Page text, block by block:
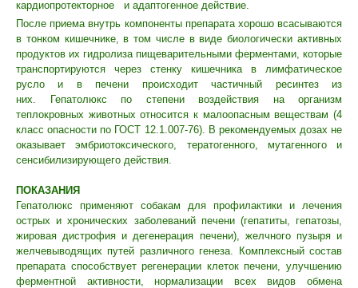
кардиопротекторное
и адаптогенное действие.
После приема внутрь компоненты препарата хорошо всасываются
в тонком кишечнике, в том числе в виде биологически активных
продуктов их гидролиза пищеварительными ферментами, которые
транспортируются через стенку кишечника в лимфатическое
русло и в печени происходит частичный ресинтез из
них.
Гепатолюкс по степени воздействия на организм
теплокровных животных относится к малоопасным веществам (4
класс опасности по ГОСТ 12.1.007-76). В рекомендуемых дозах не
оказывает эмбриотоксического, тератогенного, мутагенного и
сенсибилизирующего действия.
ПОКАЗАНИЯ
Гепатолюкс применяют собакам для профилактики и лечения
острых и хронических заболеваний печени (гепатиты, гепатозы,
жировая дистрофия и дегенерация печени), желчного пузыря и
желчевыводящих путей различного генеза. Комплексный состав
препарата способствует регенерации клеток печени, улучшению
ферментной активности, нормализации всех видов обмена